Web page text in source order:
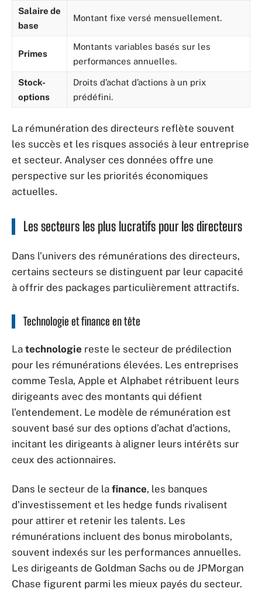
Salaire de
base
Montant fixe versé mensuellement.
Primes
Montants variables basés sur les
performances annuelles.
Stock-
options
Droits d’achat d’actions à un prix
prédéfini.
La rémunération des directeurs reflète souvent
les succès et les risques associés à leur entreprise
et secteur. Analyser ces données offre une
perspective sur les priorités économiques
actuelles.
Les secteurs les plus lucratifs pour les directeurs
Dans l’univers des rémunérations des directeurs,
certains secteurs se distinguent par leur capacité
à offrir des packages particulièrement attractifs.
Technologie et finance en tête
La technologie reste le secteur de prédilection
pour les rémunérations élevées. Les entreprises
comme Tesla, Apple et Alphabet rétribuent leurs
dirigeants avec des montants qui défient
l’entendement. Le modèle de rémunération est
souvent basé sur des options d’achat d’actions,
incitant les dirigeants à aligner leurs intérêts sur
ceux des actionnaires.
Dans le secteur de la finance, les banques
d’investissement et les hedge funds rivalisent
pour attirer et retenir les talents. Les
rémunérations incluent des bonus mirobolants,
souvent indexés sur les performances annuelles.
Les dirigeants de Goldman Sachs ou de JPMorgan
Chase figurent parmi les mieux payés du secteur.